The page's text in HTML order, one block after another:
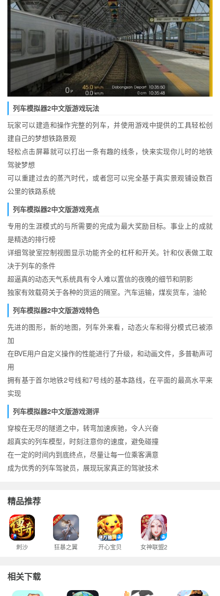
列车模拟器2中文版游戏玩法
玩家可以建造和操作完整的列车，并使用游戏中提供的工具轻松创
建自己的梦想铁路景观
轻松点击屏幕就可以打出一条有趣的线条，快来实现你儿时的地铁
驾驶梦想
可以重建过去的蒸汽时代，或者您可以完全基于真实景观铺设数百
公里的铁路系统
列车模拟器2中文版游戏亮点
专用的生涯模式的与所需要的完成为最大奖励目标。事业上的成就
是精选的排行榜
详细驾驶室控制视图显示功能齐全的杠杆和开关。针和仪表做工取
决于列车的条件
超逼真的动态天气系统具有令人难以置信的夜晚的细节和阴影
独家有效载荷关于各种的货运的隔室。汽车运输，煤炭货车，油轮
列车模拟器2中文版游戏特色
先进的图形，新的地图，列车外来看，动态火车和得分模式已被添
加
在BVE用户自定义操作的性能进行了升级，和动画文件，多普勒声可
用
拥有基于首尔地铁2号线和7号线的基本路线，在平面的最高水平来
实现
列车模拟器2中文版游戏测评
穿梭在无尽的隧道之中，转弯加速疾驰，令人兴奋
超真实的列车模型，时刻注意你的速度，避免碰撞
在一定的时间内到底终点，尽量让每一位乘客满意
成为优秀的列车驾驶员，展现玩家真正的驾驶技术
精品推荐
刺沙 狂暴之翼 开心宝贝 女神联盟2
相关下载